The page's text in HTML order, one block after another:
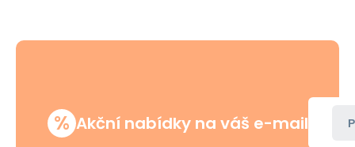
% Akční nabídky na váš e-mail